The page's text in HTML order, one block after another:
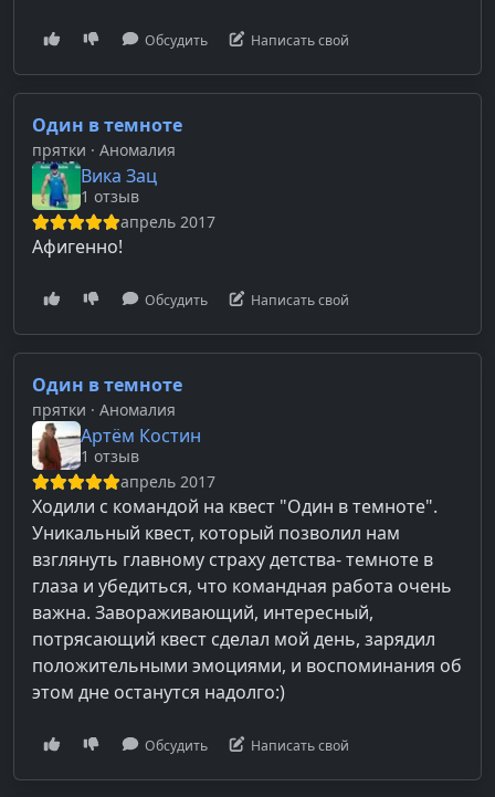
Обсудить Написать свой
Один в темноте
прятки · Аномалия
Вика Зац
1 отзыв
апрель 2017
Афигенно!
Обсудить Написать свой
Один в темноте
прятки · Аномалия
Артём Костин
1 отзыв
апрель 2017
Ходили с командой на квест "Один в темноте".
Уникальный квест, который позволил нам
взглянуть главному страху детства- темноте в
глаза и убедиться, что командная работа очень
важна. Завораживающий, интересный,
потрясающий квест сделал мой день, зарядил
положительными эмоциями, и воспоминания об
этом дне останутся надолго:)
Обсудить Написать свой